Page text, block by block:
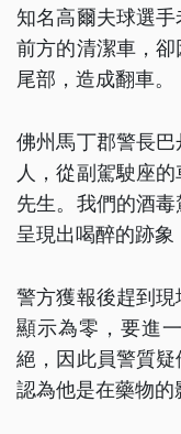
知名高爾夫球選
前方的清潔車，
尾部，造成翻車。
佛州馬丁郡警長
人，從副駕駛座
先生。我們的酒
呈現出喝醉的跡象
警方獲報後趕到
顯示為零，要進
絕，因此員警質疑
認為他是在藥物的